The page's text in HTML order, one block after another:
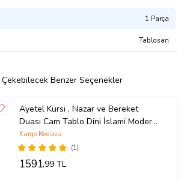
1 Parça
Tablosan
Çekebilecek Benzer Seçenekler
Ayetel Kürsi , Nazar ve Bereket
Duası Cam Tablo Dini İslami Modern
Ev Ofis Salon Hediyelik Tablo (Çok
Renkli)
(1)
Kargo Bedava
1591,99 TL